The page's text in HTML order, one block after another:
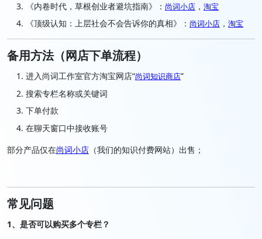
《内卷时代，草根创业者避坑指南》： 尚词小店 ， 淘宝
《顶级认知：上层社会不会告诉你的真相》： 尚词小店 ， 淘宝
备用方法（网店下单流程）
进入尚词工作室官方淘宝网店“尚词知识商店”
搜索专栏名称或关键词
下单付款
在聊天窗口中接收账号
部分产品仅在尚词小店 （我们的知识付费网站）出售；
常见问题
1、是否可以购买多个专栏？